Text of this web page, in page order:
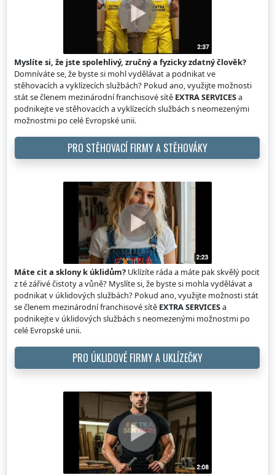
Myslíte si, že jste spolehlivý, zručný a fyzicky zdatný člověk?
Domníváte se, že byste si mohl vydělávat a podnikat ve
stěhovacích a vyklízecích službách? Pokud ano, využijte možnosti
stát se členem mezinárodní franchisové sítě EXTRA SERVICESa
podnikejte ve stěhovacích a vyklízecích službách s neomezenými
možnostmi po celé Evropské unii.
PRO STĚHOVACÍ FIRMY A STĚHOVÁKY
Máte cit a sklony k úklidům? Uklízíte ráda a máte pak skvělý pocit
z té zářivé čistoty a vůně? Myslíte si, že byste si mohla vydělávat a
podnikat v úklidových službách? Pokud ano, využijte možnosti stát
se členem mezinárodní franchisové sítě EXTRA SERVICESa
podnikejte v úklidových službách s neomezenými možnostmi po
celé Evropské unii.
PRO ÚKLIDOVÉ FIRMY A UKLÍZEČKY